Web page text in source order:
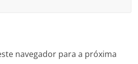
navegador para a próxima